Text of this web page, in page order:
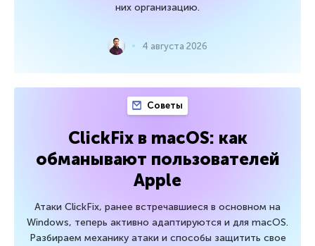
них организацию.
4 августа 2026
Советы
ClickFix в macOS: как
обманывают пользователей
Apple
Атаки ClickFix, ранее встречавшиеся в основном на
Windows, теперь активно адаптируются и для macOS.
Разбираем механику атаки и способы защитить свое